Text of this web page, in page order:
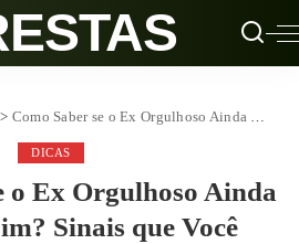
> Como Saber se o Ex Orgulhoso Ainda Gosta de Mim? Sinais que Você Precisa Observar
DICAS
o Ex Orgulhoso Ainda
Sinais que Você